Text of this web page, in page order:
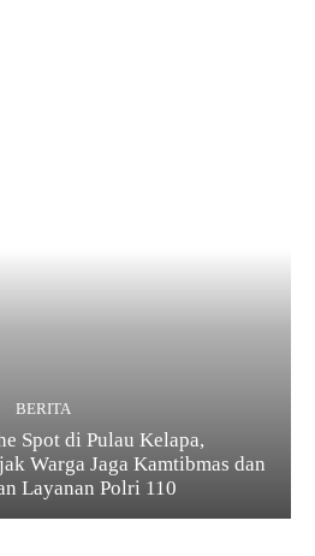
BERITA
Spot di Pulau Kelapa,
Warga Jaga Kamtibmas dan
Layanan Polri 110